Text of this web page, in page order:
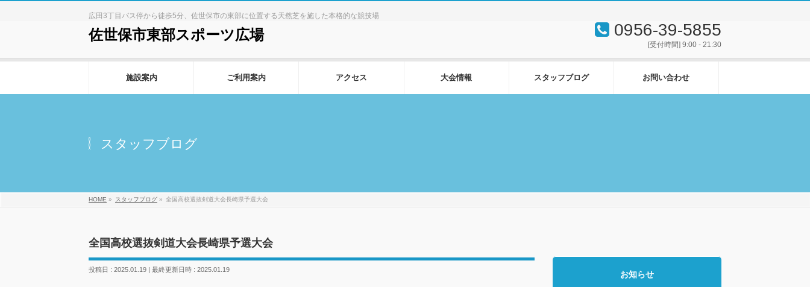
広田3丁目バス停から徒歩5分、佐世保市の東部に位置する天然芝を施した本格的な競技場
佐世保市東部スポーツ広場 0956-39-5855
[受付時間] 9:00 - 21:30
施設案内 ご利用案内 アクセス 大会情報 スタッフブログ お問い合わせ
スタッフブログ
HOME » スタッフブログ » 全国高校選抜剣道大会長崎県予選大会
全国高校選抜剣道大会長崎県予選大会
投稿日 : 2025.01.19 最終更新日時 : 2025.01.19 お知らせ